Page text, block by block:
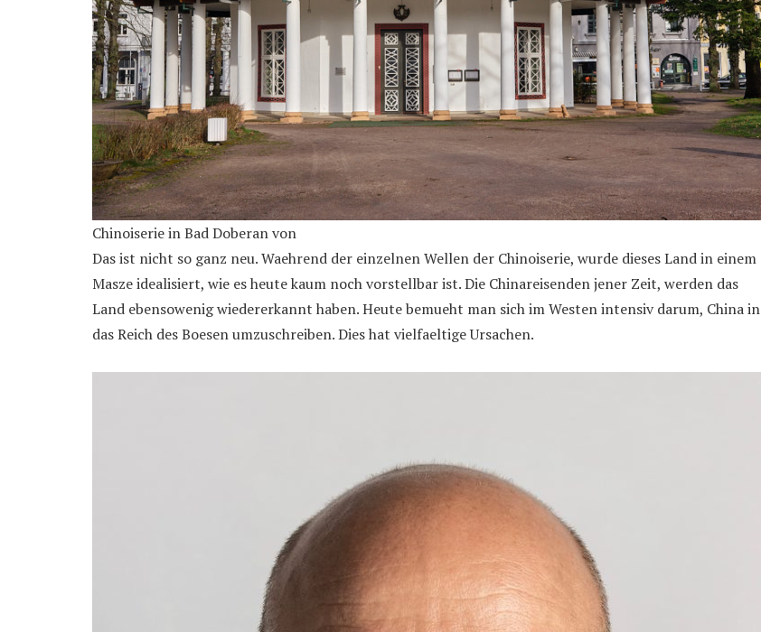
Chinoiserie in Bad Doberan von
Das ist nicht so ganz neu. Waehrend der einzelnen Wellen der Chinoiserie, wurde dieses Land in einem
Masze idealisiert, wie es heute kaum noch vorstellbar ist. Die Chinareisenden jener Zeit, werden das
Land ebensowenig wiedererkannt haben. Heute bemueht man sich im Westen intensiv darum, China in
das Reich des Boesen umzuschreiben. Dies hat vielfaeltige Ursachen.